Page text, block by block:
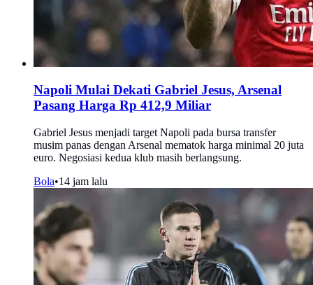
Napoli Mulai Dekati Gabriel Jesus, Arsenal
Pasang Harga Rp 412,9 Miliar
Gabriel Jesus menjadi target Napoli pada bursa transfer
musim panas dengan Arsenal mematok harga minimal 20 juta
euro. Negosiasi kedua klub masih berlangsung.
Bola•14 jam lalu